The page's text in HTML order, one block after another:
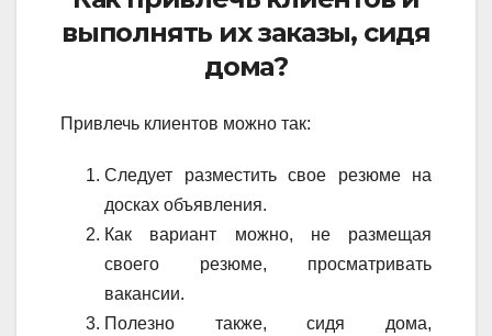
выполнять их заказы, сидя
дома?
Привлечь клиентов можно так:
Следует разместить свое резюме на
досках объявления.
Как вариант можно, не размещая
своего резюме, просматривать
вакансии.
Полезно также, сидя дома,